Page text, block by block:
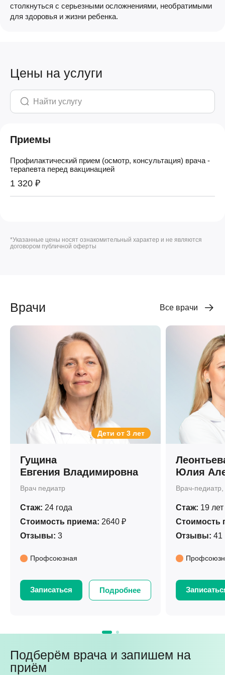
столкнуться с серьезными осложнениями, необратимыми
для здоровья и жизни ребенка.
Цены на услуги
Приемы
Профилактический прием (осмотр, консультация) врача -
терапевта перед вакцинацией
1 320 ₽
*Указанные цены носят ознакомительный характер и не являются
договором публичной оферты
Врачи Все врачи
Дети от 3 лет
Гущина
Евгения Владимировна
Врач педиатр
Стаж: 24 года
Стоимость приема: 2640 ₽
Отзывы: 3
Профсоюзная
Записаться Подробнее
Юлия
Врач-
Стаж: 19 лет
Стоимость
Отзывы: 41
Подберём врача и запишем на
приём